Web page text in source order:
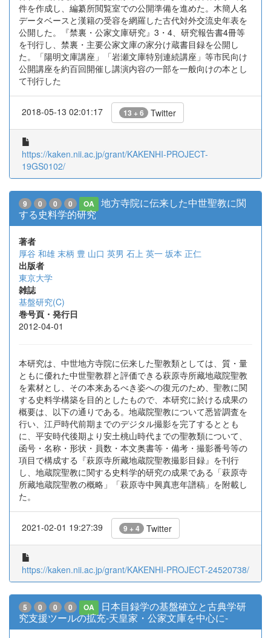
件を作成し、編纂所閲覧室での公開準備を進めた。木簡人名
データベースと漢籍の受容を網羅した古代対外交流史年表を
公開した。『禁裏・公家文庫研究』3・4、研究報告書4冊等
を刊行し、禁裏・主要公家文庫の家分け蔵書目録を公開し
た。「陽明文庫講座」「岩瀬文庫特別連続講座」等市民向け
公開講座を約百回開催し講演内容の一部を一般向けの本とし
て刊行した
2018-05-13 02:01:17 13 + 6 Twitter
https://kaken.nii.ac.jp/grant/KAKENHI-PROJECT-
19GS0102/
9 0 0 0 OA
地方寺院に伝来した中世聖教に関
する史料学的研究
著者
厚谷 和雄 末柄 豊 山口 英男 石上 英一 坂本 正仁
出版者
東京大学
雑誌
基盤研究(C)
巻号頁・発行日
2012-04-01
本研究は、中世地方寺院に伝来した聖教類としては、質・量
ともに優れた中世聖教群と評価できる萩原寺所藏地蔵院聖教
を素材とし、その本来あるべき姿への復元のため、聖教に関
する史料学構築を目的としたもので、本研究に於ける成果の
概要は、以下の通りである。地蔵院聖教について悉皆調査を
行い、江戸時代前期までのデジタル撮影を完了するととも
に、平安時代後期より安土桃山時代までの聖教類について、
函号・名称・形状・員数・本文奥書等・備考・撮影番号等の
項目で構成する『萩原寺所藏地蔵院聖教撮影目録』を刊行
し、地蔵院聖教に関する史料学的研究の成果である「萩原寺
所藏地蔵院聖教の概略」「萩原寺中興真恵年譜稿」を附載し
た。
2021-02-01 19:27:39 9 + 4 Twitter
https://kaken.nii.ac.jp/grant/KAKENHI-PROJECT-24520738/
5 0 0 0 OA
日本目録学の基盤確立と古典学研
究支援ツールの拡充-天皇家・公家文庫を中心に-